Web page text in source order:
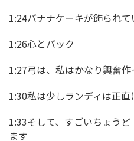
1:24バナナケーキが飾られ
1:26心とバック
1:27弓は、私はかなり興奮作
1:30私は少しランディは正
1:33そして、すごいちょう
ます